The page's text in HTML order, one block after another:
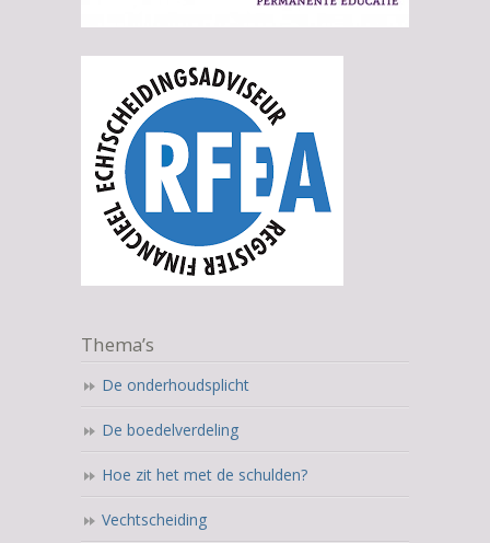
Thema’s
De onderhoudsplicht
De boedelverdeling
Hoe zit het met de schulden?
Vechtscheiding